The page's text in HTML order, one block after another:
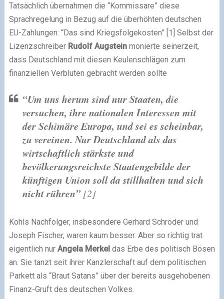
Tatsächlich übernahmen die “Kommissare” diese
Sprachregelung in Bezug auf die überhöhten deutschen
EU-Zahlungen: “Das sind Kriegsfolgekosten” [1] Selbst der
Lizenzschreiber Rudolf Augsteinmonierte seinerzeit,
dass Deutschland mit diesen Keulenschlägen zum
finanziellen Verbluten gebracht werden sollte
“Um uns herum sind nur Staaten, die
versuchen, ihre nationalen Interessen mit
der Schimäre Europa, und sei es scheinbar,
zu vereinen. Nur Deutschland als das
wirtschaftlich stärkste und
bevölkerungsreichste Staatengebilde der
künftigen Union soll da stillhalten und sich
nicht rühren”[2]
Kohls Nachfolger, insbesondere Gerhard Schröder und
Joseph Fischer, waren kaum besser. Aber so richtig trat
eigentlich nur Angela Merkeldas Erbe des politisch Bösen
an. Sie tanzt seit ihrer Kanzlerschaft auf dem politischen
Parkett als “Braut Satans” über der bereits ausgehobenen
Finanz-Gruft des deutschen Volkes.